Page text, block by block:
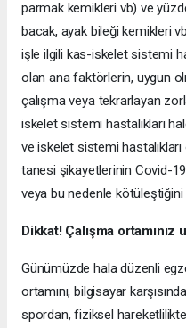
parmak kemikleri vb) ve
bacak, ayak bileği kemikleri
işle ilgili kas-iskelet sistemi
olan ana faktörlerin, uygun
çalışma veya tekrarlayan
iskelet sistemi hastalıkları
ve iskelet sistemi hastalıkları
tanesi şikayetlerinin Covid-
veya bu nedenle kötüleştiğini
Dikkat! Çalışma
Günümüzde hala düzenli
ortamını, bilgisayar
spordan, fiziksel